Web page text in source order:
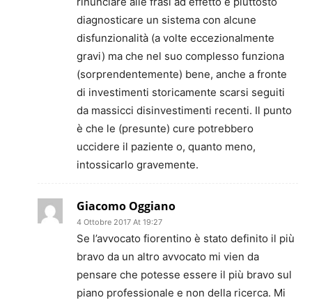
diagnosticare un sistema con alcune
disfunzionalità (a volte eccezionalmente
gravi) ma che nel suo complesso funziona
(sorprendentemente) bene, anche a fronte
di investimenti storicamente scarsi seguiti
da massicci disinvestimenti recenti. Il punto
è che le (presunte) cure potrebbero
uccidere il paziente o, quanto meno,
intossicarlo gravemente.
Giacomo Oggiano
4 Ottobre 2017 At 19:27
Se l’avvocato fiorentino è stato definito il più
bravo da un altro avvocato mi vien da
pensare che potesse essere il più bravo sul
piano professionale e non della ricerca. Mi